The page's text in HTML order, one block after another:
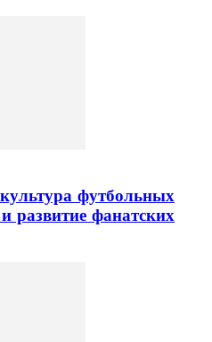
футбольных
развитие фанатских